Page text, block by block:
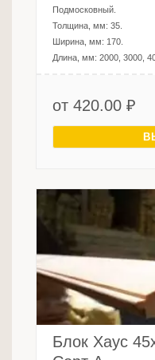
Подмосковный.
Толщина, мм: 35.
Ширина, мм: 170.
Длина, мм: 2000, 3000,
от 420.00 ₽
Блок Хаус